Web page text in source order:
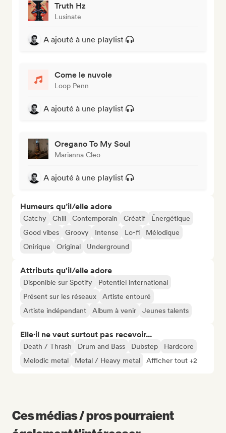
Truth Hz
Lusinate
A ajouté à une playlist
Come le nuvole
Loop Penn
A ajouté à une playlist
Oregano To My Soul
Marianna Cleo
A ajouté à une playlist
Humeurs qu’il/elle adore
Catchy Chill Contemporain Créatif
Énergétique
Good vibes
Groovy Intense Lo-fi
Mélodique
Onirique
Original Underground
Attributs qu'il/elle adore
Disponible sur Spotify
Potentiel international
Présent sur les réseaux
Artiste entouré
Artiste indépendant
Album à venir Jeunes talents
Elle·il ne veut surtout pas recevoir...
Death / Thrash Drum and Bass Dubstep
Hardcore
Melodic metal
Metal / Heavy metal Afficher tout +2
Ces médias / pros pourraient